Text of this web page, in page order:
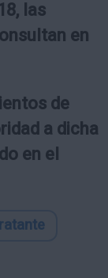
las
en
de
a dicha
en el